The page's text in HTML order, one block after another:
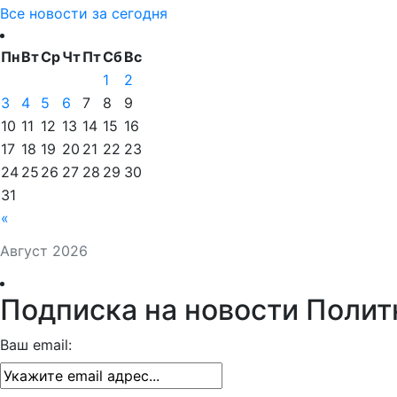
Все новости за сегодня
Август 2026
ПнВтСрЧтПтСбВс
«
1
2
3
4 5 6 7 8
9
10 11 12 13 14 15 16
17 18 19 20 21 22 23
24 25 26 27 28 29 30
31
Подписка на новости
Ваш email: